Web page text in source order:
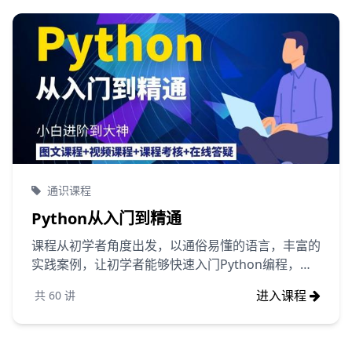
通识课程
Python从入门到精通
课程从初学者角度出发，以通俗易懂的语言，丰富的
实践案例，让初学者能够快速入门Python编程，全
共 60 讲 进入课程